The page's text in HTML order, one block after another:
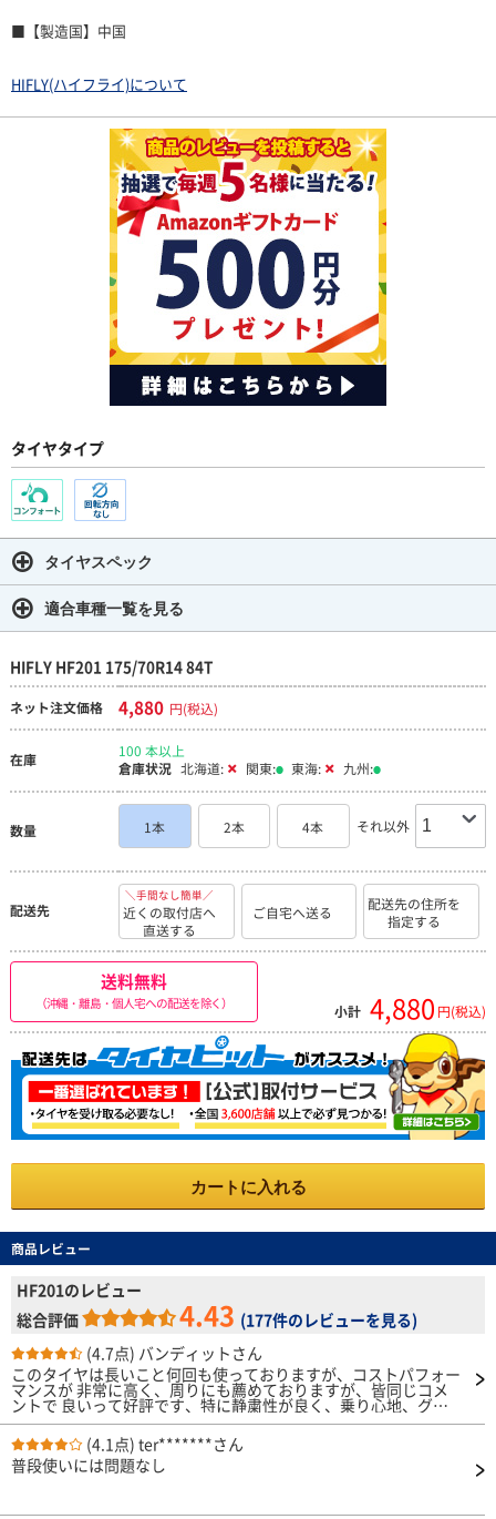
■【製造国】中国
HIFLY(ハイフライ)について
タイヤタイプ
タイヤスペック
適合車種一覧を見る
HIFLY HF201 175/70R14 84T
ネット注文価格 4,880 円(税込)
在庫
100 本以上
倉庫状況 北海道: 関東: 東海: 九州:
数量 1本 2本 4本 それ以外
配送先
＼手間なし簡単／
近くの取付店へ
直送する
ご自宅へ送る
配送先の住所を
指定する
送料無料
（沖縄・離島・個人宅への配送を除く） 小計 4,880 円(税込)
カートに入れる
商品レビュー
HF201のレビュー
総合評価
4.43 (177件のレビューを見る)
(4.7点) バンディットさん
このタイヤは長いこと何回も使っておりますが、コストパフォー
マンスが 非常に高く、周りにも薦めておりますが、皆同じコメ
ントで 良いって好評です、特に静粛性が良く、乗り心地、グリ
ップ性能も普通に使う分には 全く不満は出ません、使い方によ
っては柔らかく感じる人もいるかとですが、 空気圧を３０％く
らい上げると大分変わります、
(4.1点) ter*******さん
普段使いには問題なし